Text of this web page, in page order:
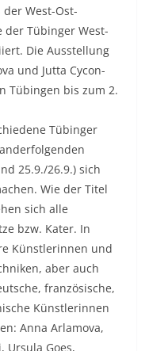
West-Ost-
der Tübinger West-
Die Ausstellung
und Jutta Cycon-
Tübingen bis zum 2.
Tübinger
25.9./26.9.) sich
Wie der Titel
sich alle
bzw. Kater. In
Künstlerinnen und
aber auch
französische,
Künstlerinnen
Anna Arlamova,
Ursula Goes,